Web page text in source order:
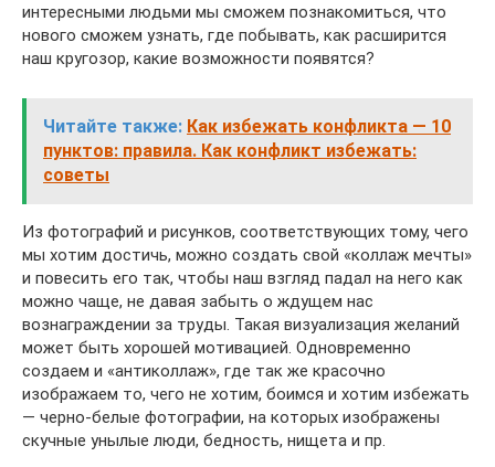
интересными людьми мы сможем познакомиться, что
нового сможем узнать, где побывать, как расширится
наш кругозор, какие возможности появятся?
Читайте также: Как избежать конфликта — 10
пунктов: правила. Как конфликт избежать:
советы
Из фотографий и рисунков, соответствующих тому, чего
мы хотим достичь, можно создать свой «коллаж мечты»
и повесить его так, чтобы наш взгляд падал на него как
можно чаще, не давая забыть о ждущем нас
вознаграждении за труды. Такая визуализация желаний
может быть хорошей мотивацией. Одновременно
создаем и «антиколлаж», где так же красочно
изображаем то, чего не хотим, боимся и хотим избежать
— черно-белые фотографии, на которых изображены
скучные унылые люди, бедность, нищета и пр.